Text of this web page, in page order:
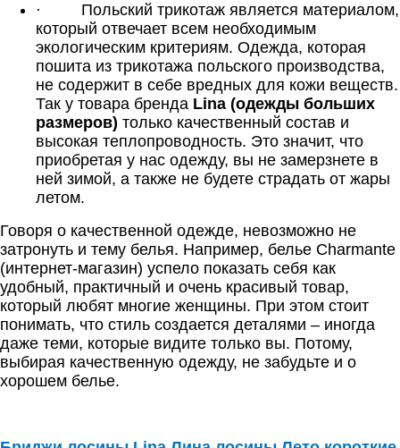
·
Польский трикотаж является материалом,
который отвечает всем необходимым
экологическим критериям. Одежда, которая
пошита из трикотажа польского производства,
не содержит в себе вредных для кожи веществ.
Так у товара бренда Lina (одежды больших
размеров) только качественный состав и
высокая теплопроводность. Это значит, что
приобретая у нас одежду, вы не замерзнете в
ней зимой, а также не будете страдать от жары
летом.
Говоря о качественной одежде, невозможно не
затронуть и тему белья. Например, белье Сharmante
(интернет-магазин) успело показать себя как
удобный, практичный и очень красивый товар,
который любят многие женщины. При этом стоит
понимать, что стиль создается деталями – иногда
даже теми, которые видите только вы. Потому,
выбирая качественную одежду, не забудьте и о
хорошем белье.